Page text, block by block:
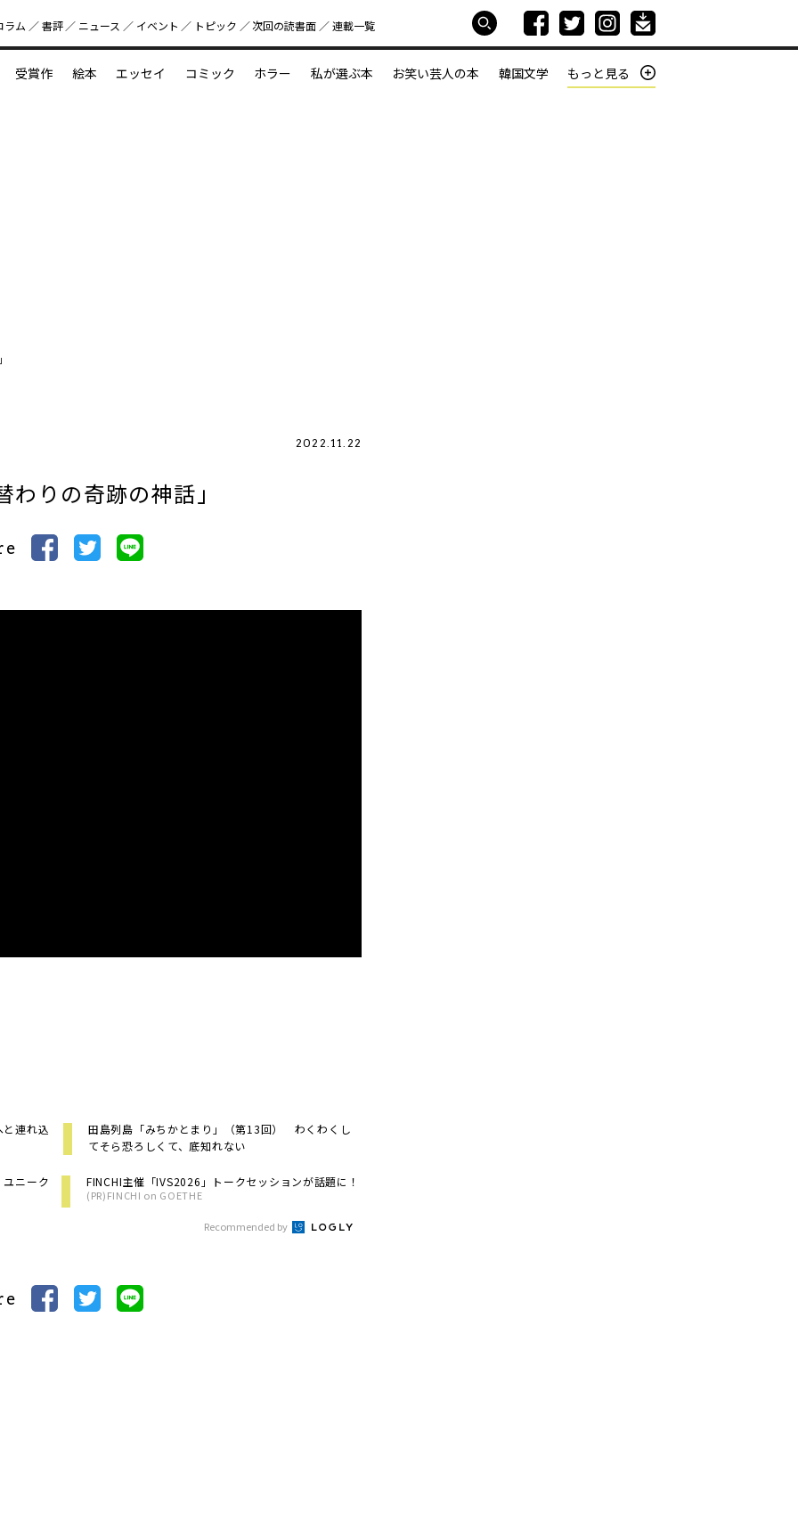
好書好日
ラム 書評 ニュース イベント トピック 次回の読書⾯ 連載一覧
受賞作 絵本 エッセイ コミック ホラー 私が選ぶ本 お笑い芸人の本 韓国文学 もっと見る
2022.11.22
わりの奇跡の神話」
連れ込
田島列島「みちかとまり」（第13回） わくわくし
てそら恐ろしくて、底知れない
ニーク
FINCHI主催「IVS2026」トークセッションが話題に！
(PR)FINCHI on GOETHE
Recommended by